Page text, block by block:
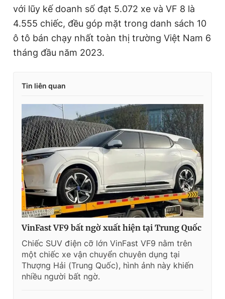
với lũy kế doanh số đạt 5.072 xe và VF 8 là
4.555 chiếc, đều góp mặt trong danh sách 10
ô tô bán chạy nhất toàn thị trường Việt Nam 6
tháng đầu năm 2023.
Tin liên quan
VinFast VF9 bất ngờ xuất hiện tại Trung Quốc
Chiếc SUV điện cỡ lớn VinFast VF9 nằm trên
một chiếc xe vận chuyển chuyên dụng tại
Thượng Hải (Trung Quốc), hình ảnh này khiến
nhiều người bất ngờ.